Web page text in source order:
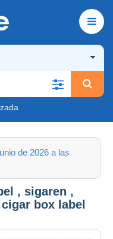
de 2026 a las
, sigaren ,
box label